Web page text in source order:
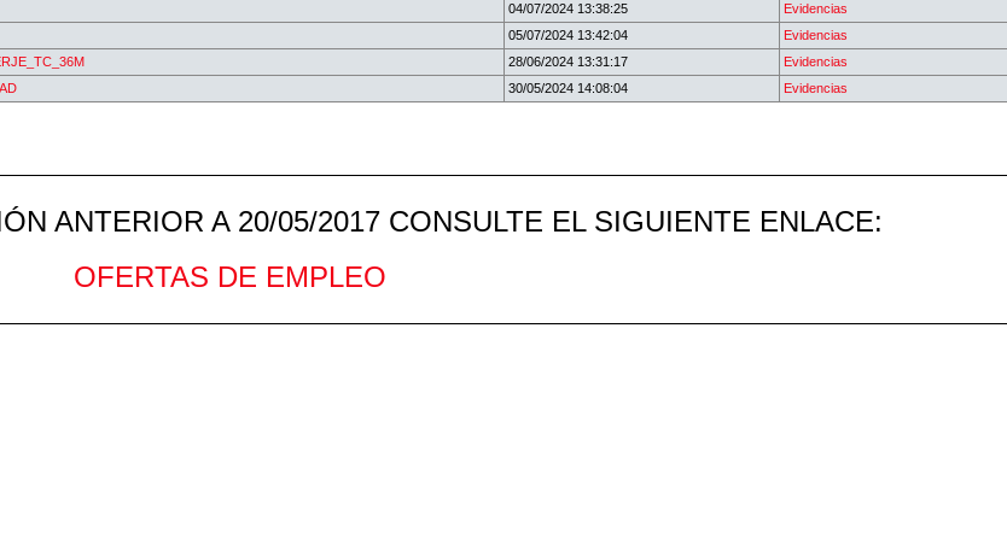
04/07/2024 13:38:25
Evidencias
05/07/2024 13:42:04
Evidencias
28/06/2024 13:31:17
Evidencias
30/05/2024 14:08:04 Evidencias
ANTERIOR A 20/05/2017 CONSULTE EL SIGUIENTE ENLACE:
OFERTAS DE EMPLEO